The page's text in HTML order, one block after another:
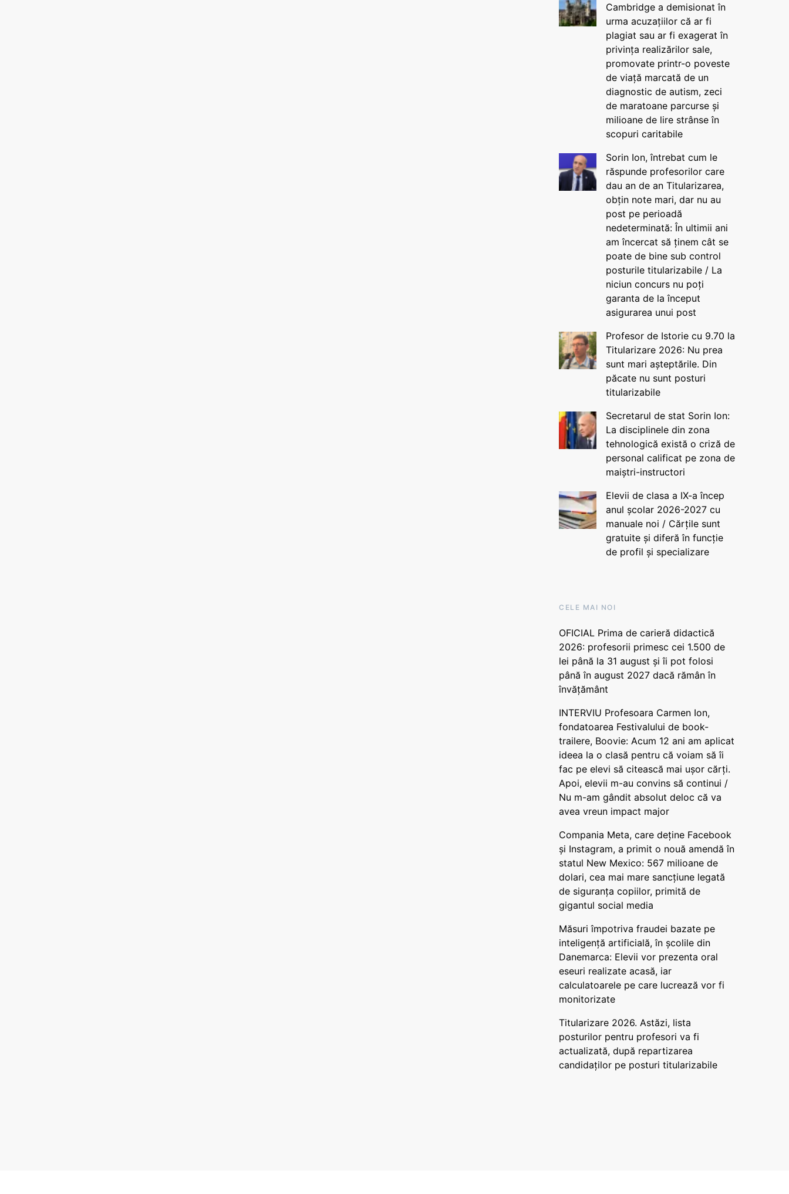
Cambridge a demisionat în
urma acuzațiilor că ar fi
plagiat sau ar fi exagerat în
privința realizărilor sale,
promovate printr-o poveste
de viață marcată de un
diagnostic de autism, zeci
de maratoane parcurse și
milioane de lire strânse în
scopuri caritabile
Sorin Ion, întrebat cum le
răspunde profesorilor care
dau an de an Titularizarea,
obțin note mari, dar nu au
post pe perioadă
nedeterminată: În ultimii ani
am încercat să ținem cât se
poate de bine sub control
posturile titularizabile / La
niciun concurs nu poți
garanta de la început
asigurarea unui post
Profesor de Istorie cu 9.70 la
Titularizare 2026: Nu prea
sunt mari așteptările. Din
păcate nu sunt posturi
titularizabile
Secretarul de stat Sorin Ion:
La disciplinele din zona
tehnologică există o criză de
personal calificat pe zona de
maiștri-instructori
Elevii de clasa a IX-a încep
anul școlar 2026-2027 cu
manuale noi / Cărțile sunt
gratuite și diferă în funcție
de profil și specializare
CELE MAI NOI
OFICIAL Prima de carieră didactică
2026: profesorii primesc cei 1.500 de
lei până la 31 august și îi pot folosi
până în august 2027 dacă rămân în
învățământ
INTERVIU Profesoara Carmen Ion,
fondatoarea Festivalului de book-
trailere, Boovie: Acum 12 ani am aplicat
ideea la o clasă pentru că voiam să îi
fac pe elevi să citească mai ușor cărți.
Apoi, elevii m-au convins să continui /
Nu m-am gândit absolut deloc că va
avea vreun impact major
Compania Meta, care deține Facebook
și Instagram, a primit o nouă amendă în
statul New Mexico: 567 milioane de
dolari, cea mai mare sancțiune legată
de siguranța copiilor, primită de
gigantul social media
Măsuri împotriva fraudei bazate pe
inteligență artificială, în școlile din
Danemarca: Elevii vor prezenta oral
eseuri realizate acasă, iar
calculatoarele pe care lucrează vor fi
monitorizate
Titularizare 2026. Astăzi, lista
posturilor pentru profesori va fi
actualizată, după repartizarea
candidaților pe posturi titularizabile